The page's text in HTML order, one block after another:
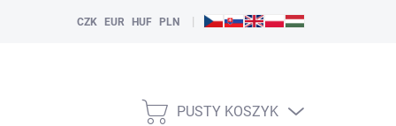
CZK EUR HUF PLN |
KOSZYK
PUSTY KOSZYK